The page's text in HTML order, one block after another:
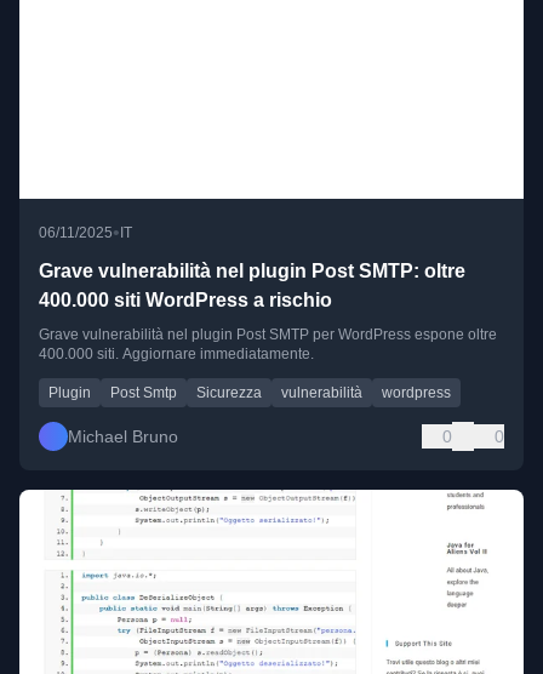
06/11/2025•IT
Grave vulnerabilità nel plugin Post SMTP: oltre
400.000 siti WordPress a rischio
Grave vulnerabilità nel plugin Post SMTP per WordPress espone oltre
400.000 siti. Aggiornare immediatamente.
Plugin Post Smtp Sicurezza vulnerabilità wordpress
Michael Bruno 0 0